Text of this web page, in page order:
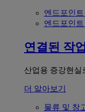
엔드포인
엔드포인
연결된 작
산업용 증강현실
더 알아보기
물류 및 창